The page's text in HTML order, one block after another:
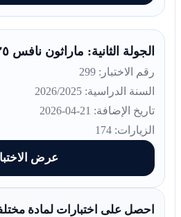
الجولة الثانية: ماراثون نافس ٢٠٢٥
رقم الاختبار: 299
السنة الدراسية: 2026/2025
تاريخ الإضافة: 21-04-2026
الزيارات: 174
عرض
احصل على اختبارات لمادة